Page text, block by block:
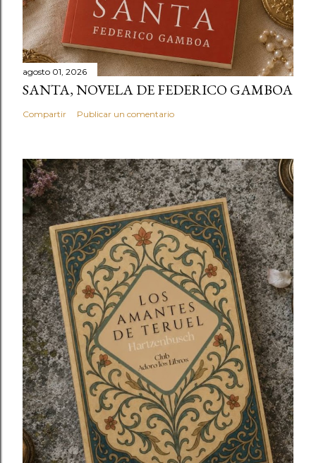
agosto 01, 2026
SANTA, NOVELA DE FEDERICO GAMBOA
Compartir Publicar un comentario